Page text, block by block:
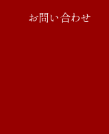
お問い合わせ